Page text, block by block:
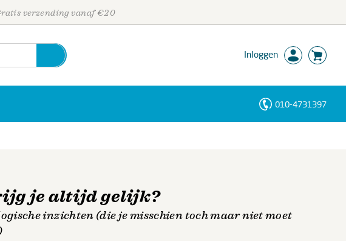
verzending vanaf €20
Inloggen
010-4731397
je altijd gelijk?
inzichten (die je misschien toch maar niet moet
Personen